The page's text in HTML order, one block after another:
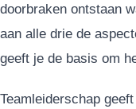
doorbraken ontstaan
aan alle drie de
geeft je de basis om
Teamleiderschap